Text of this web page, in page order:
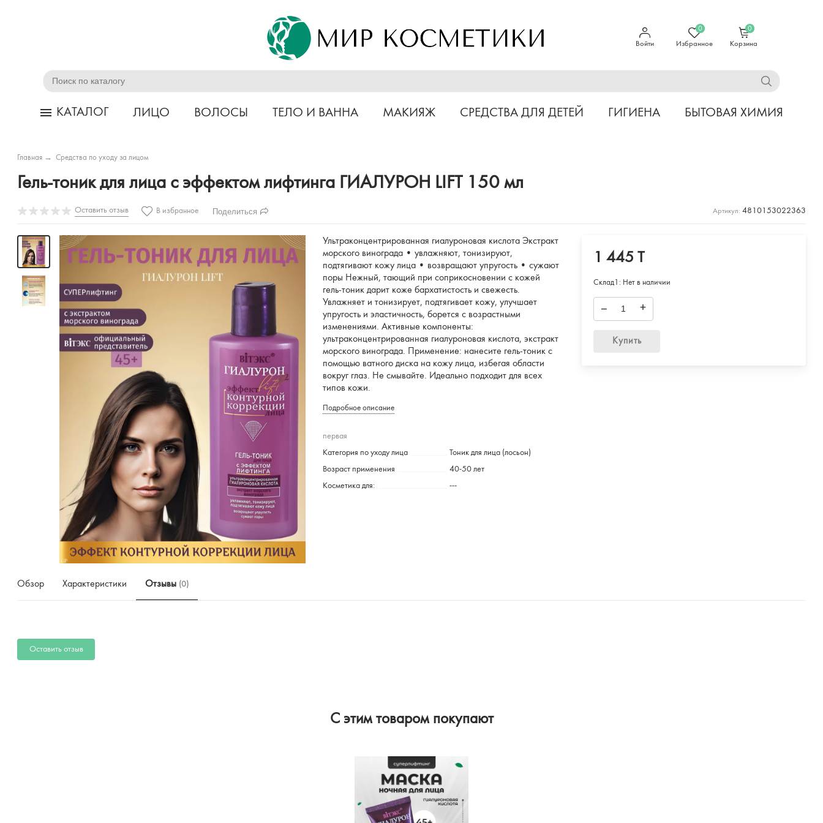
Войти
0
Избранное
0
Корзина
КАТАЛОГ ЛИЦО ВОЛОСЫ ТЕЛО И ВАННА МАКИЯЖ СРЕДСТВА ДЛЯ ДЕТЕЙ ГИГИЕНА БЫТОВАЯ ХИМИЯ
Главная → Средства по уходу за лицом
Гель-тоник для лица с эффектом лифтинга ГИАЛУРОН LIFT 150 мл
Оставить отзыв В избранное Поделиться Артикул: 4810153022363
Ультраконцентрированная гиалуроновая кислота Экстракт
морского винограда • увлажняют, тонизируют,
подтягивают кожу лица • возвращают упругость • сужают
поры Нежный, тающий при соприкосновении с кожей
гель-тоник дарит коже бархатистость и свежесть.
Увлажняет и тонизирует, подтягивает кожу, улучшает
упругость и эластичность, борется с возрастными
изменениями. Активные компоненты:
ультраконцентрированная гиалуроновая кислота, экстракт
морского винограда. Применение: нанесите гель-тоник с
помощью ватного диска на кожу лица, избегая области
вокруг глаз. Не смывайте. Идеально подходит для всех
типов кожи.
Подробное описание
первая
Категория по уходу лица Тоник для лица (лосьон)
Возраст применения 40-50 лет
Косметика для: ---
1 445 T
Склад1: Нет в наличии
– +
Купить
Обзор Характеристики Отзывы (0)
Оставить отзыв
C этим товаром покупают